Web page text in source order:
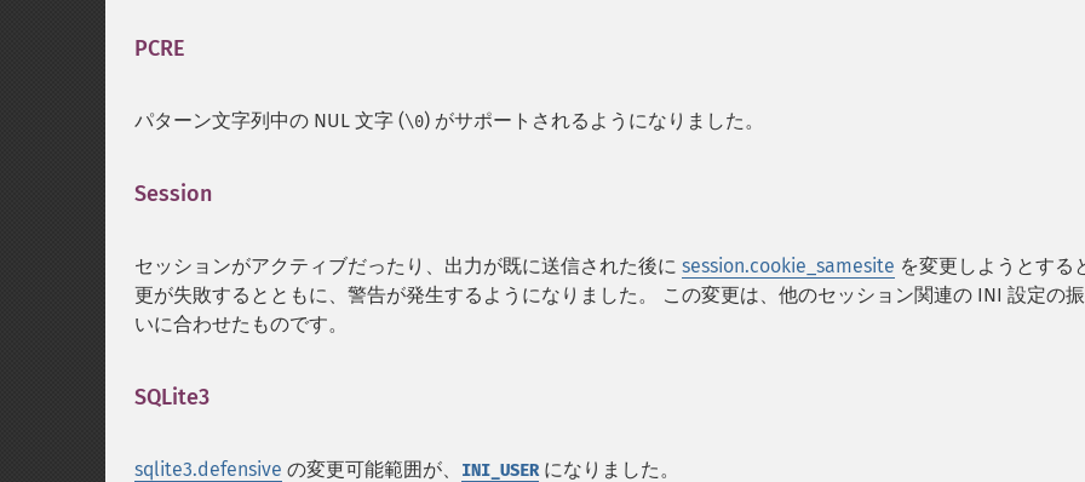
PCRE
パターン文字列中の NUL 文字 (\0) がサポートされるようになりました。
Session
セッションがアクティブだったり、出力が既に送信された後に session.cookie_samesite を変更しようとする
更が失敗するとともに、警告が発生するようになりました。 この変更は、他のセッション関連の INI 設定の
いに合わせたものです。
SQLite3
sqlite3.defensive の変更可能範囲が、 INI_USERになりました。